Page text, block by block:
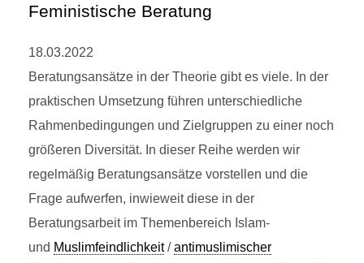
Feministische Beratung
18.03.2022
Beratungsansätze in der Theorie gibt es viele. In der
praktischen Umsetzung führen unterschiedliche
Rahmenbedingungen und Zielgruppen zu einer noch
größeren Diversität. In dieser Reihe werden wir
regelmäßig Beratungsansätze vorstellen und die
Frage aufwerfen, inwieweit diese in der
Beratungsarbeit im Themenbereich Islam-
und Muslimfeindlichkeit/antimuslimischer